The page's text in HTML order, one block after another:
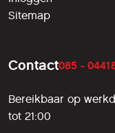
Sitemap
Contact085 -
Bereikbaar op
tot 21:00